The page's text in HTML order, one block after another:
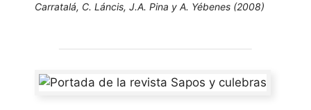
Carratalá, C. Láncis, J.A. Pina y A. Yébenes (2008)